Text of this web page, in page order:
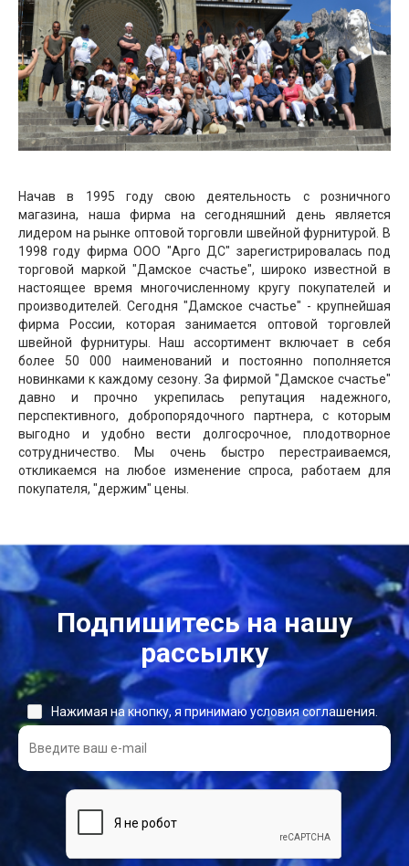
Начав в 1995 году свою деятельность с розничного
магазина, наша фирма на сегодняшний день является
лидером на рынке оптовой торговли швейной фурнитурой. В
1998 году фирма ООО "Арго ДС" зарегистрировалась под
торговой маркой "Дамское счастье", широко известной в
настоящее время многочисленному кругу покупателей и
производителей. Сегодня "Дамское счастье" - крупнейшая
фирма России, которая занимается оптовой торговлей
швейной фурнитуры. Наш ассортимент включает в себя
более 50 000 наименований и постоянно пополняется
новинками к каждому сезону. За фирмой "Дамское счастье"
давно и прочно укрепилась репутация надежного,
перспективного, добропорядочного партнера, с которым
выгодно и удобно вести долгосрочное, плодотворное
сотрудничество. Мы очень быстро перестраиваемся,
откликаемся на любое изменение спроса, работаем для
покупателя, "держим" цены.
Подпишитесь на нашу
рассылку
Нажимая на кнопку, я принимаю условия соглашения.